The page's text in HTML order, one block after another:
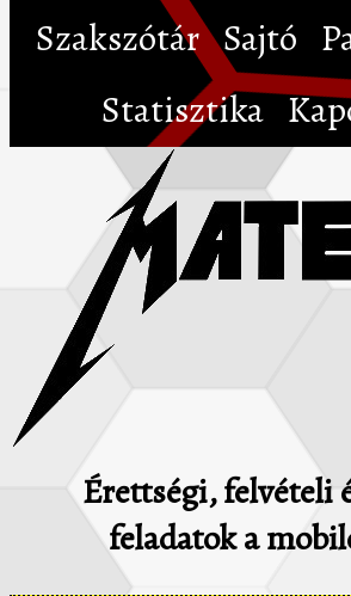
Szakszótár Sajtó
Statisztika
Érettségi, felvételi
feladatok a